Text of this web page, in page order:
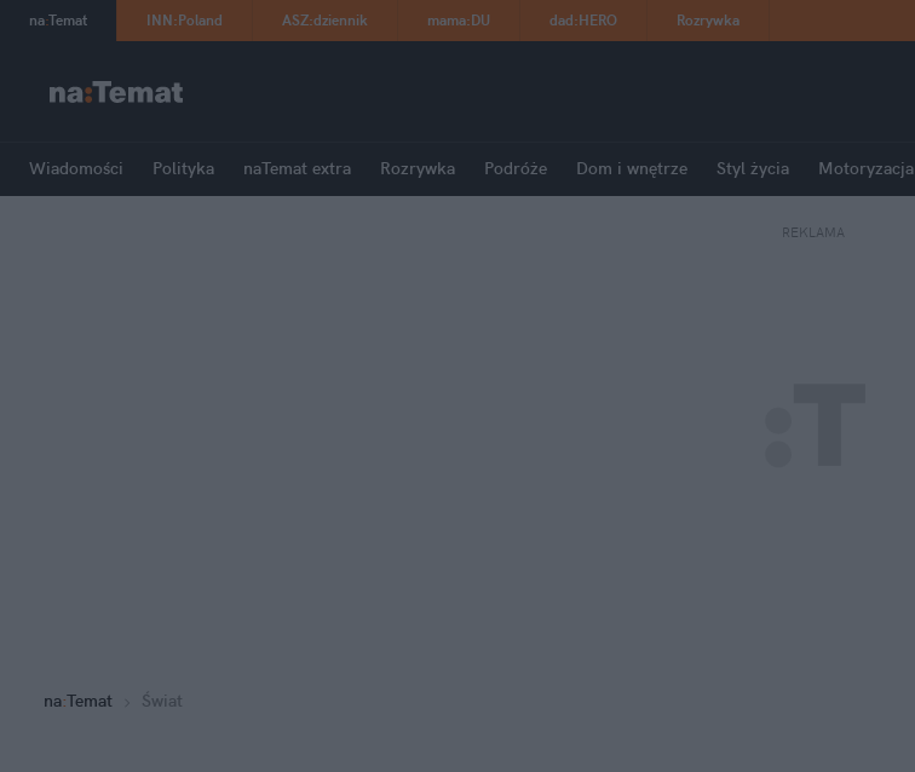
na:Temat INN:Poland ASZ:dziennik mama:DU dad:HERO Rozrywka
Wiadomości Polityka naTemat extra Rozrywka Podróże Dom i wnętrze Styl życia Motoryzacja
REKLAMA
na:Temat Świat